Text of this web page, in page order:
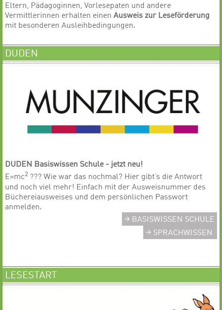
Eltern, Pädagoginnen, Vorlesepaten und andere
Vermittlerinnen erhalten einen Ausweis zur Leseförderung
mit besonderen Ausleihbedingungen.
DUDEN
DUDEN Basiswissen Schule - jetzt neu!
E=mc2 ??? Wie war das nochmal? Hier gibt’s die Antwort
und noch viel mehr! Einfach mit der Ausweisnummer des
Büchereiausweises und dem persönlichen Passwort
anmelden.
BASISWISSEN SCHULE
SPRACHWISSEN
LESESTART